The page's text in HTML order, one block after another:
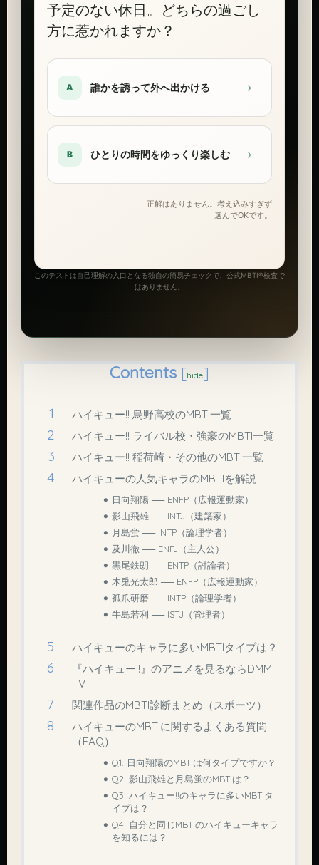
予定のない休日。どちらの過ごし
方に惹かれますか？
A 誰かを誘って外へ出かける ›
B ひとりの時間をゆっくり楽しむ ›
正解はありません。考え込みすぎず
選んでOKです。
このテストは自己理解の入口となる独自の簡易チェックで、公式MBTI®検査で
はありません。
Contents [hide]
ハイキュー!! 烏野高校のMBTI一覧
ハイキュー!! ライバル校・強豪のMBTI一覧
ハイキュー!! 稲荷崎・その他のMBTI一覧
ハイキューの人気キャラのMBTIを解説
日向翔陽 ── ENFP（広報運動家）
影山飛雄 ── INTJ（建築家）
月島蛍 ── INTP（論理学者）
及川徹 ── ENFJ（主人公）
黒尾鉄朗 ── ENTP（討論者）
木兎光太郎 ── ENFP（広報運動家）
孤爪研磨 ── INTP（論理学者）
牛島若利 ── ISTJ（管理者）
ハイキューのキャラに多いMBTIタイプは？
『ハイキュー!!』のアニメを見るならDMM
TV
関連作品のMBTI診断まとめ（スポーツ）
ハイキューのMBTIに関するよくある質問
（FAQ）
Q1. 日向翔陽のMBTIは何タイプですか？
Q2. 影山飛雄と月島蛍のMBTIは？
Q3. ハイキュー!!のキャラに多いMBTIタ
イプは？
Q4. 自分と同じMBTIのハイキューキャラ
を知るには？